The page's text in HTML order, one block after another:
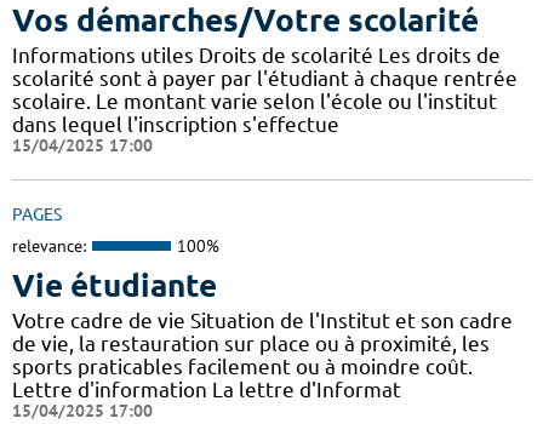
Vos démarches/Votre scolarité
Informations utiles Droits de scolarité Les droits de
scolarité sont à payer par l'étudiant à chaque rentrée
scolaire. Le montant varie selon l'école ou l'institut
dans lequel l'inscription s'effectue
15/04/2025 17:00
PAGES
relevance: 100%
Vie étudiante
Votre cadre de vie Situation de l'Institut et son cadre
de vie, la restauration sur place ou à proximité, les
sports praticables facilement ou à moindre coût.
Lettre d'information La lettre d'Informat
15/04/2025 17:00